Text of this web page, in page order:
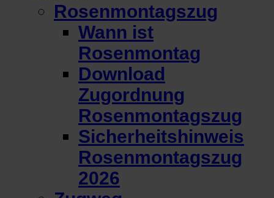
Rosenmontagszug
Wann ist
Rosenmontag
Download
Zugordnung
Rosenmontagszug
Sicherheitshinweis
Rosenmontagszug
2026